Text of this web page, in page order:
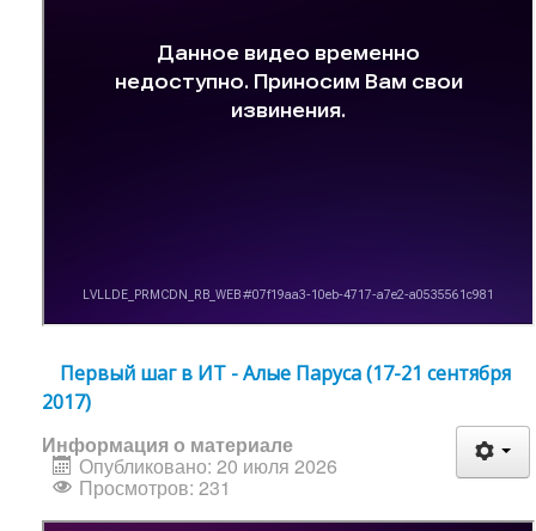
Первый шаг в ИТ - Алые Паруса (17-21 сентября
2017)
Информация о материале
Опубликовано: 20 июля 2026
Просмотров: 231